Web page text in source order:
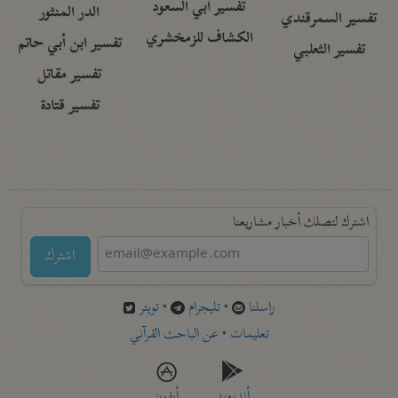
تفسير السمرقندي
تفسير الثعلبي
تفسير أبي السعود
الكشاف للزمخشري
الدر المنثور
تفسير ابن أبي حاتم
تفسير مقاتل
تفسير قتادة
اشترك لتصلك أخبار مشاريعنا
اشترك
راسلنا •تليجرام •تويتر
تعليمات •عن الباحث القرآني